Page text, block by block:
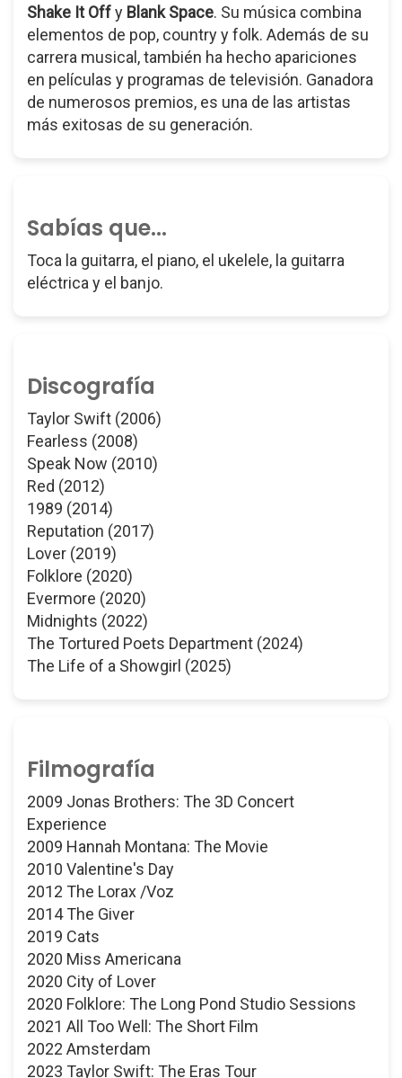
Shake It Offy Blank Space. Su música combina
elementos de pop, country y folk. Además de su
carrera musical, también ha hecho apariciones
en películas y programas de televisión. Ganadora
de numerosos premios, es una de las artistas
más exitosas de su generación.
Sabías que...
Toca la guitarra, el piano, el ukelele, la guitarra
eléctrica y el banjo.
Discografía
Taylor Swift (2006)
Fearless (2008)
Speak Now (2010)
Red (2012)
1989 (2014)
Reputation (2017)
Lover (2019)
Folklore (2020)
Evermore (2020)
Midnights (2022)
The Tortured Poets Department (2024)
The Life of a Showgirl (2025)
Filmografía
2009 Jonas Brothers: The 3D Concert
Experience
2009 Hannah Montana: The Movie
2010 Valentine's Day
2012 The Lorax /Voz
2014 The Giver
2019 Cats
2020 Miss Americana
2020 City of Lover
2020 Folklore: The Long Pond Studio Sessions
2021 All Too Well: The Short Film
2022 Amsterdam
2023 Taylor Swift: The Eras Tour